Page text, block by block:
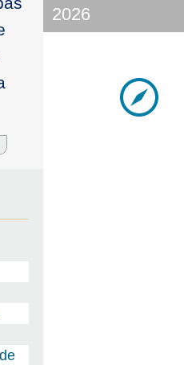
2026